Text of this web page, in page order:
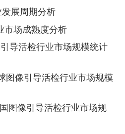
发展周期分析
市场成熟度分析
导活检行业市场规模统计
图像引导活检行业市场规模
图像引导活检行业市场规